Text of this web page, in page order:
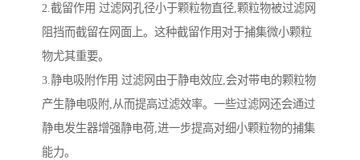
2.截留作用 过滤网孔径小于颗粒物直径,颗粒物被过滤网
阻挡而截留在网面上。这种截留作用对于捕集微小颗粒
物尤其重要。
3.静电吸附作用 过滤网由于静电效应,会对带电的颗粒物
产生静电吸附,从而提高过滤效率。一些过滤网还会通过
静电发生器增强静电荷,进一步提高对细小颗粒物的捕集
能力。